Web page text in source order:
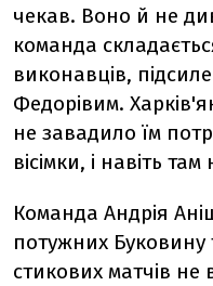
чекав. Воно й не
команда
виконавців,
Федорівим.
не завадило їм
вісімки, і навіть
Команда Андрія
потужних
стикових матчів